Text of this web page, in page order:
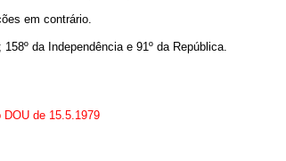
em contrário.
da Independência e 91º da República.
de 15.5.1979